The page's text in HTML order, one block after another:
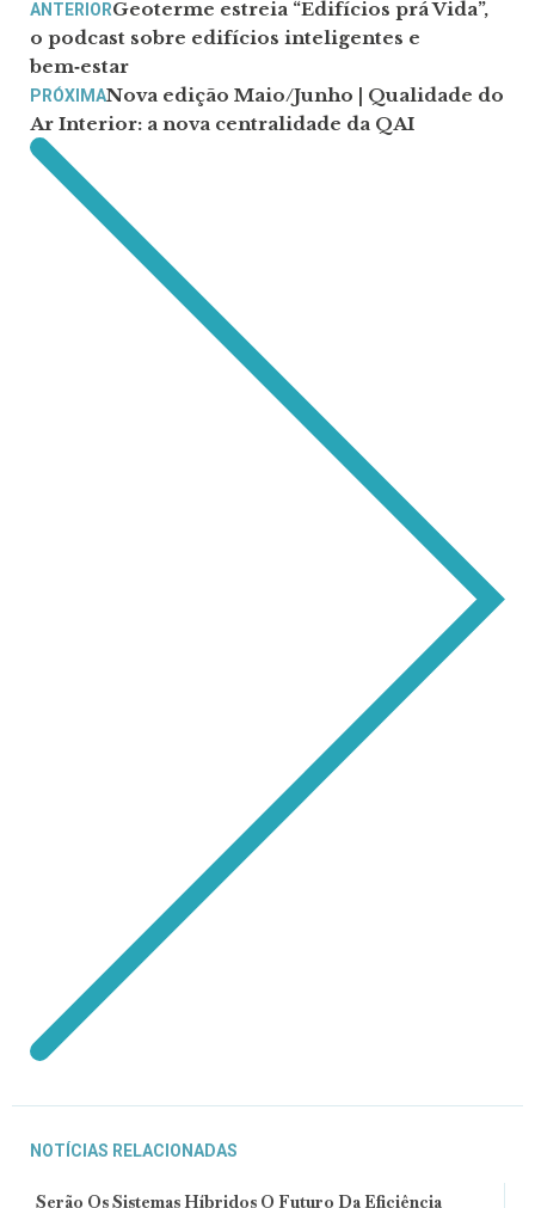
ANTERIORGeoterme estreia “Edifícios prá Vida”,
o podcast sobre edifícios inteligentes e
bem‑estar
PRÓXIMANova edição Maio/Junho | Qualidade do
Ar Interior: a nova centralidade da QAI
NOTÍCIAS RELACIONADAS
Serão Os Sistemas Híbridos O Futuro Da Eficiência